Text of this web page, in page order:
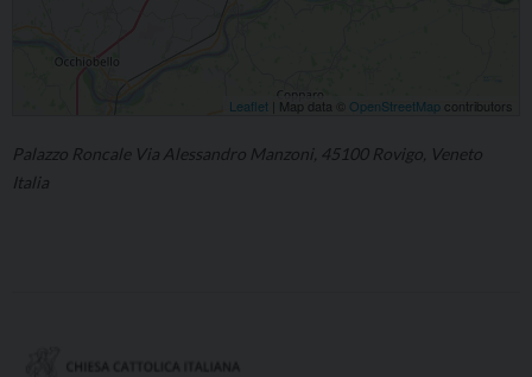
Leaflet | Map data © OpenStreetMap contributors
Palazzo Roncale Via Alessandro Manzoni, 45100 Rovigo, Veneto
Italia